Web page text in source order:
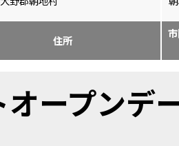
住所
オープン